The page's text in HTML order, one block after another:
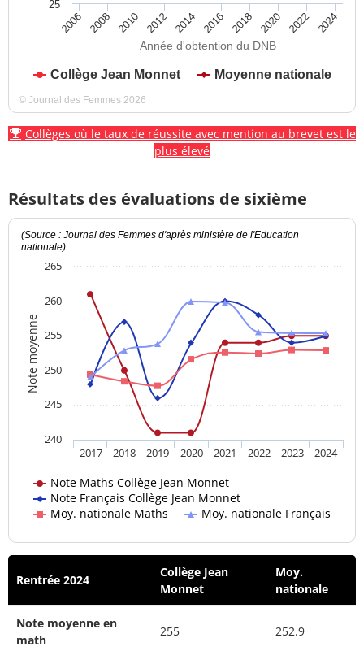
Année d'obtention du DNB
Collège Jean Monnet Moyenne nationale
2006 2008 2010 2012 2014 2016 2018 2020 2022 2024
25
© Journal des Femmes 2026
Collèges où le taux de réussite avec mention au brevet est le
plus élevé
Résultats des évaluations de sixième
Note moyenne
(Source : Journal des Femmes d'après ministère de l'Education
nationale)
Note Maths Collège Jean Monnet
Note Français Collège Jean Monnet
Moy. nationale Maths
Moy. nationale Français
2017 2018 2019 2020 2021 2022 2023 2024
240
245
250
255
260
265
Rentrée 2024
Collège Jean
Monnet
Moy.
nationale
Note moyenne en
math
255 252.9